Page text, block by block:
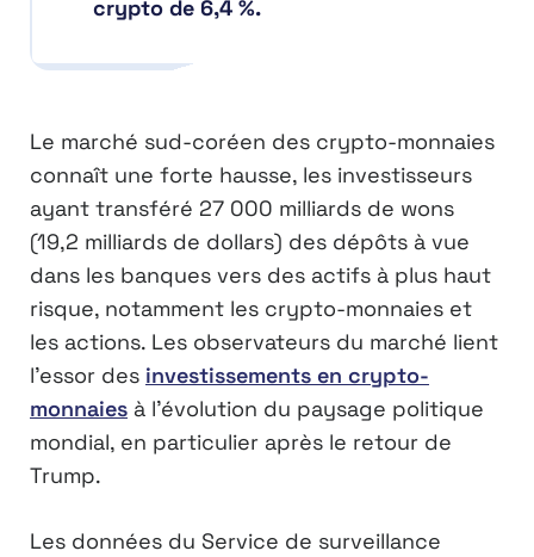
crypto de 6,4 %.
Le marché sud-coréen des crypto-monnaies
connaît une forte hausse, les investisseurs
ayant transféré 27 000 milliards de wons
(19,2 milliards de dollars) des dépôts à vue
dans les banques vers des actifs à plus haut
risque, notamment les crypto-monnaies et
les actions. Les observateurs du marché lient
l’essor des investissements en crypto-
monnaies à l’évolution du paysage politique
mondial, en particulier après le retour de
Trump.
Les données du Service de surveillance